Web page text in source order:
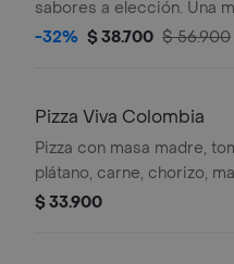
sabores a elección. Una
jamón y queso, y la otra con
-32% $ 38.700 $ 56.900
Pizza Viva Colombia
Pizza con masa madre,
plátano, carne, chorizo,
$ 33.900